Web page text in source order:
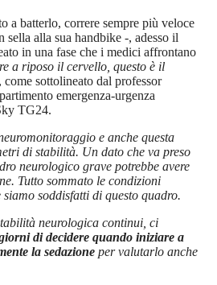
a batterlo, correre sempre più veloce
sella alla sua handbike -, adesso il
in una fase che i medici affrontano
a riposo il cervello, questo è il
, come sottolineato dal professor
emergenza-urgenza
TG24.
e anche questa
di stabilità. Un dato che va preso
neurologico grave potrebbe avere
Tutto sommato le condizioni
soddisfatti di questo quadro.
neurologica continui, ci
di decidere quando iniziare a
la sedazione per valutarlo anche